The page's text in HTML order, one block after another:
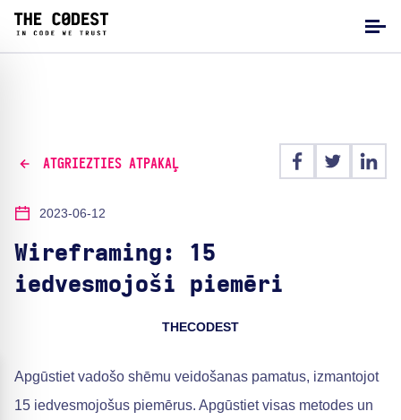
ATGRIEZTIES ATPAKAĻ
2023-06-12
Wireframing: 15
iedvesmojoši piemēri
THECODEST
Apgūstiet vadošo shēmu veidošanas pamatus, izmantojot
15 iedvesmojošus piemērus. Apgūstiet visas metodes un